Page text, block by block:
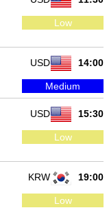
Low
14:00
USD
Medium
15:30
USD
Low
19:00
KRW
Low